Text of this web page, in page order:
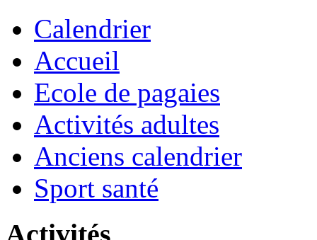
Calendrier
Accueil
Ecole de pagaies
Activités adultes
Anciens calendrier
Sport santé